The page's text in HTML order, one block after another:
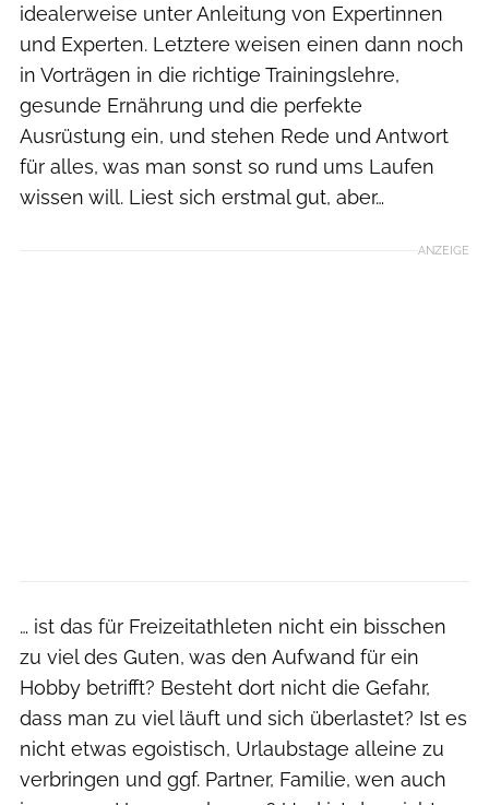
idealerweise unter Anleitung von Expertinnen
und Experten. Letztere weisen einen dann noch
in Vorträgen in die richtige Trainingslehre,
gesunde Ernährung und die perfekte
Ausrüstung ein, und stehen Rede und Antwort
für alles, was man sonst so rund ums Laufen
wissen will. Liest sich erstmal gut, aber…
ANZEIGE
… ist das für Freizeitathleten nicht ein bisschen
zu viel des Guten, was den Aufwand für ein
Hobby betrifft? Besteht dort nicht die Gefahr,
dass man zu viel läuft und sich überlastet? Ist es
nicht etwas egoistisch, Urlaubstage alleine zu
verbringen und ggf. Partner, Familie, wen auch